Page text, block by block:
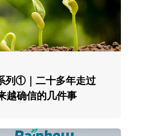
列①｜二十多年走过
越确信的几件事